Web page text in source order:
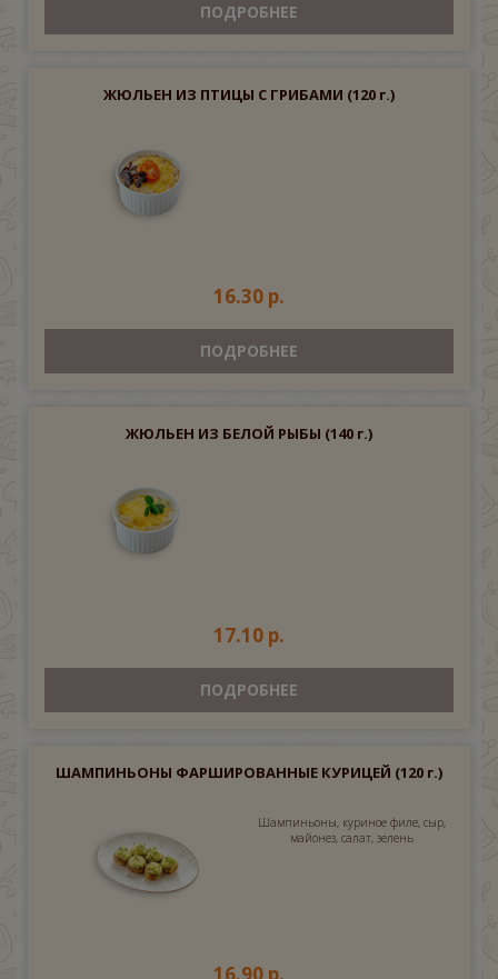
ПОДРОБНЕЕ
ЖЮЛЬЕН ИЗ ПТИЦЫ С ГРИБАМИ (120 г.)
16.30 р.
ПОДРОБНЕЕ
ЖЮЛЬЕН ИЗ БЕЛОЙ РЫБЫ (140 г.)
17.10 р.
ПОДРОБНЕЕ
ШАМПИНЬОНЫ ФАРШИРОВАННЫЕ КУРИЦЕЙ (120 г.)
Шампиньоны, куриное филе, сыр,
майонез, салат, зелень